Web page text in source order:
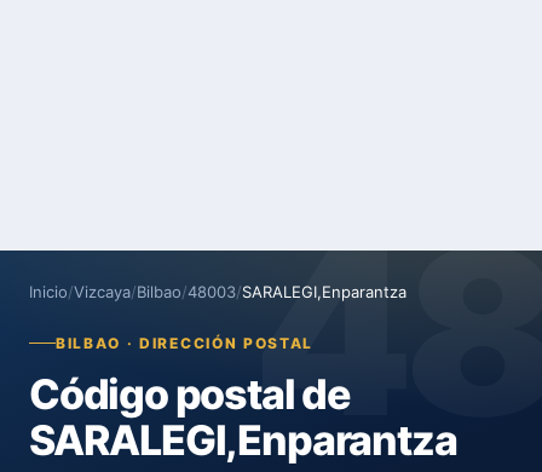
Inicio/Vizcaya/Bilbao/48003/SARALEGI,Enparantza
BILBAO · DIRECCIÓN POSTAL
Código postal de
SARALEGI,Enparantza